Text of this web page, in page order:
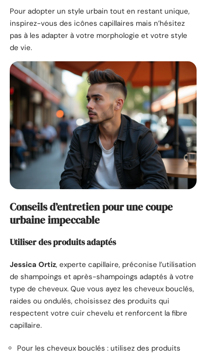
Pour adopter un style urbain tout en restant unique,
inspirez-vous des icônes capillaires mais n’hésitez
pas à les adapter à votre morphologie et votre style
de vie.
Conseils d’entretien pour une coupe
urbaine impeccable
Utiliser des produits adaptés
Jessica Ortiz, experte capillaire, préconise l’utilisation
de shampoings et après-shampoings adaptés à votre
type de cheveux. Que vous ayez les cheveux bouclés,
raides ou ondulés, choisissez des produits qui
respectent votre cuir chevelu et renforcent la fibre
capillaire.
Pour les cheveux bouclés : utilisez des produits